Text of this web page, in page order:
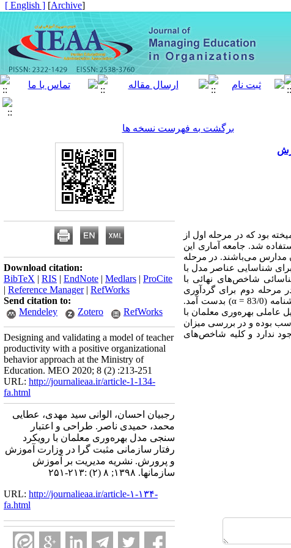
[
Archive
]
[ English ]
برگشت به فهرست نسخه ها
بود که در مرحله اول از
شد. جامعه آماری این
مدارس می‌باشند. در مرحله
خوشه‌ای تصادفی به حجم 384 نفر انتخاب شدند. برای شناسایی عناصر مدل با
شاخص‌های نهائی با
تغییر پیدا کرد. در مرحله دوم برای گردآوری
(83/0
α =) بدست آمد.
عاملی بهره‌وری معلمان با
بوده و در بررسی میزان
ندارد و کلیه شاخص‌های
Download citation:
BibTeX | RIS | EndNote | Medlars | ProCite
| Reference Manager| RefWorks
Send citation to:
Mendeley
Zotero RefWorks
Designing and validating a model of teacher
productivity with a positive organizational
behavior approach at the Ministry of
Education. MEO 2020; 8 (2) :213-251
URL: http://journalieaa.ir/article-1-134-
fa.html
رجبیان احسان، الوانی سید مهدی، عطایی
محمد، حمیدی ناصر. طراحی و اعتبار
سنجی مدل بهره‌وری معلمان با رویکرد
رفتار سازمانی مثبت گرا در وزارت آموزش
و پرورش. نشریه مديريت بر آموزش
سازمانها. ۱۳۹۸; ۸ (۲) :۲۱۳-۲۵۱
URL: http://journalieaa.ir/article-۱-۱۳۴-
fa.html